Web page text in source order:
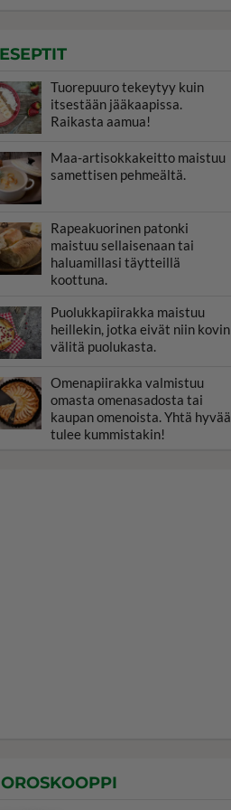
Tuorepuuro tekeytyy kuin
itsestään jääkaapissa.
Raikasta aamua!
Maa-artisokkakeitto maistuu
samettisen pehmeältä.
Rapeakuorinen patonki
maistuu sellaisenaan tai
haluamillasi täytteillä
koottuna.
Puolukkapiirakka maistuu
heillekin, jotka eivät niin kovin
välitä puolukasta.
Omenapiirakka valmistuu
omasta omenasadosta tai
kaupan omenoista. Yhtä hyvää
tulee kummistakin!